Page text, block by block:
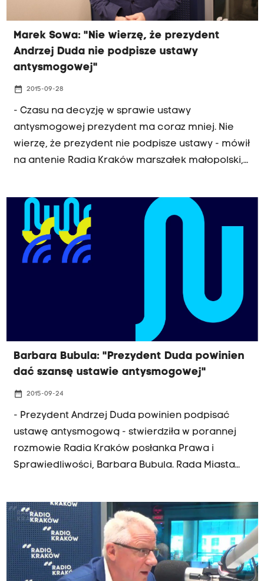
Marek Sowa: "Nie wierzę, że prezydent
Andrzej Duda nie podpisze ustawy
antysmogowej"
date_range 2015-09-28
- Czasu na decyzję w sprawie ustawy
antysmogowej prezydent ma coraz mniej. Nie
wierzę, że prezydent nie podpisze ustawy - mówił
na antenie Radia Kraków marszałek małopolski,
nową uchwałę zakazującą palenia w Krakowie
węglem.
Barbara Bubula: "Prezydent Duda powinien
dać szansę ustawie antysmogowej"
date_range 2015-09-24
- Prezydent Andrzej Duda powinien podpisać
ustawę antysmogową - stwierdziła w porannej
rozmowie Radia Kraków posłanka Prawa i
Sprawiedliwości, Barbara Bubula. Rada Miasta
wstrzymał się klub PiS. W piątek z Andrzejem
Dudą mają się z nim spotkać krakowscy
aktywiści z Polskiego Alarmu Smogowego,
apelujący o złożenie podpisu pod ustawą.